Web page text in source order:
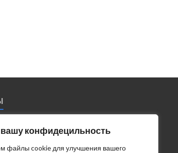
конфидецильность
файлы cookie для улучшения вашего
обл. | Новочеркасск